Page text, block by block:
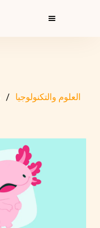
العلوم والتكنولوجيا